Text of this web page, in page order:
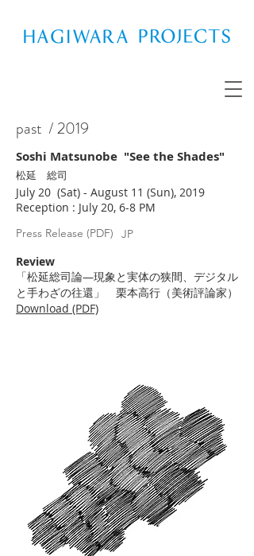
past / 2019
Soshi Matsunobe "See the Shades"
松延 総司
July 20 (Sat) - August 11 (Sun), 2019
Reception : July 20, 6-8 PM
Press Release (PDF) JP
Review
「松延総司論―現象と実体の狭間、デジタル
と手わざの往還」 栗本高行（美術評論家）
Download (PDF)​